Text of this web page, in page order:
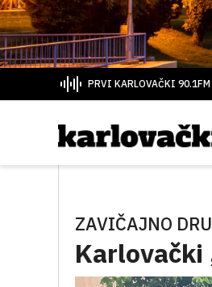
PRVI KARLOVAČKI 90.1FM
ZAVIČAJNO
Karlovački